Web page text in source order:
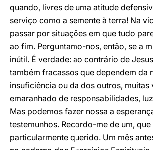
quando, livres de uma atitude
serviço como a semente à terra! Na
passar por situações em que tudo
ao fim. Perguntamo-nos, então, se a
inútil. É verdade: ao contrário de
também fracassos que dependem da
insuficiência ou da dos outros, muitas
emaranhado de responsabilidades,
Mas podemos fazer nossa a
testemunhos. Recordo-me de um, que
particularmente querido. Um mês